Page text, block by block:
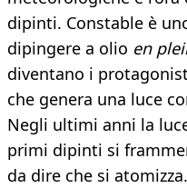
dipinti. Constable è
dipingere a olio en
diventano i
che genera una luce
Negli ultimi anni la
primi dipinti si
da dire che si